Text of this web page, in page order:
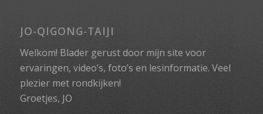
JO-QIGONG-TAIJI
Welkom! Blader gerust door mijn site voor
ervaringen, video’s, foto’s en lesinformatie. Veel
plezier met rondkijken!
Groetjes, JO